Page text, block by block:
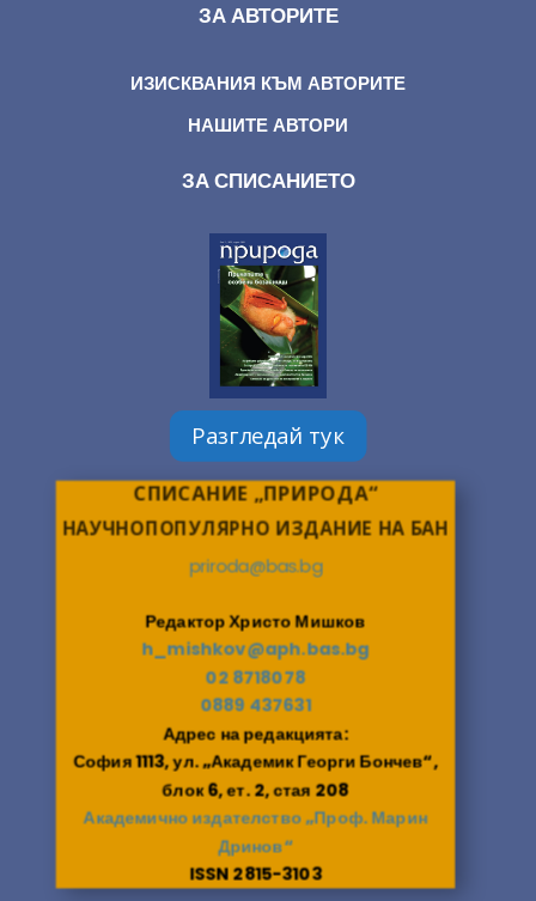
ЗА АВТОРИТЕ
ИЗИСКВАНИЯ КЪМ АВТОРИТЕ
НАШИТЕ АВТОРИ
ЗА СПИСАНИЕТО
Разгледай тук
СПИСАНИЕ „ПРИРОДА“
НАУЧНОПОПУЛЯРНО ИЗДАНИЕ НА БАН
priroda@bas.bg
Редактор Христо Мишков
h_mishkov@aph.bas.bg
02 8718078
0889 437631
Адрес на редакцията:
София 1113, ул. „Академик Георги Бончев“,
блок 6, ет. 2, стая 208
Академично издателство „Проф. Марин
Дринов“
ISSN 2815-3103